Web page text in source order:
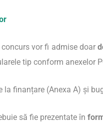
vor fi admise doar
tip conform anexelor
la finanțare (Anexa A) și
să fie prezentate în